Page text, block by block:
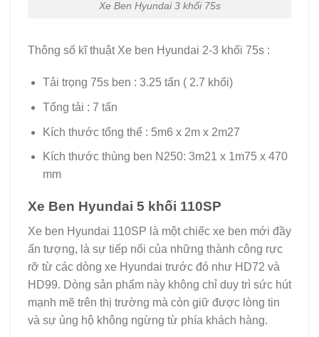
Xe Ben Hyundai 3 khối 75s
Thông số kĩ thuật Xe ben Hyundai 2-3 khối 75s :
Tải trọng 75s ben : 3.25 tấn ( 2.7 khối)
Tổng tải : 7 tấn
Kích thước tổng thể : 5m6 x 2m x 2m27
Kích thước thùng ben N250: 3m21 x 1m75 x 470
mm
Xe Ben Hyundai 5 khối 110SP
Xe ben Hyundai 110SP là một chiếc xe ben mới đầy
ấn tượng, là sự tiếp nối của những thành công rực
rỡ từ các dòng xe Hyundai trước đó như HD72 và
HD99. Dòng sản phẩm này không chỉ duy trì sức hút
mạnh mẽ trên thị trường mà còn giữ được lòng tin
và sự ủng hộ không ngừng từ phía khách hàng.